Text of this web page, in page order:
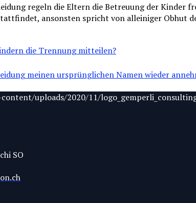
regeln die Eltern die Betreuung der Kinder
ansonsten spricht von alleiniger Obhut
die Trennung mitteilen?
meinen ursprünglichen Namen wieder
SO